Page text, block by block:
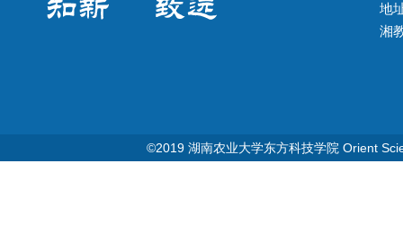
地
湘
©2019 湖南农业大学东方科技学院 Orient